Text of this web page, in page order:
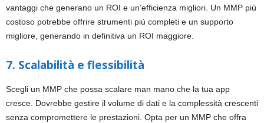
vantaggi che generano un ROI e un’efficienza migliori. Un MMP più
costoso potrebbe offrire strumenti più completi e un supporto
migliore, generando in definitiva un ROI maggiore.
7. Scalabilità e flessibilità
Scegli un MMP che possa scalare man mano che la tua app
cresce. Dovrebbe gestire il volume di dati e la complessità crescenti
senza compromettere le prestazioni. Opta per un MMP che offra